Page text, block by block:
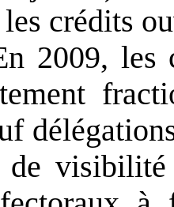
crédits
2009,
de